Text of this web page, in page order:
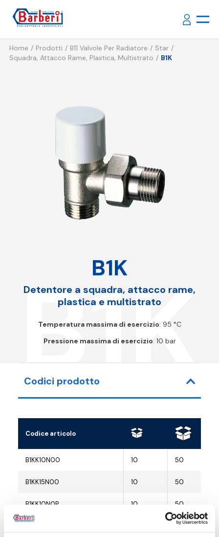
Home Prodotti B11 Valvole Per Radiatore
Star
Squadra, Attacco Rame, Plastica, Multistrato
B1K
B1K
B1K
Detentore a squadra, attacco rame,
plastica e multistrato
Temperatura massima di esercizio: 95 °C
Pressione massima di esercizio: 10 bar
Codici prodotto
Codice articolo
B1KK10N00 10 50
B1KK15N00 10 50
B1KK10N0P 10 50
50